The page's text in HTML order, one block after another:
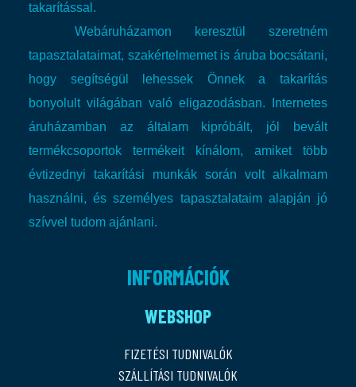
takarítással.
Webáruházamon keresztül szeretném
tapasztalataimat, szakértelmemet is áruba bocsátani,
hogy segítségül lehessek Önnek a takarítás
bonyolult világában való eligazodásban.
Internetes
áruházamban az általam kipróbált, jól bevált
termékcsoportok termékeit kínálom, amiket több
évtizednyi takarítási munkák során volt alkalmam
használni, és személyes tapasztalataim alapján jó
szívvel tudom ajánlani.
INFORMÁCIÓK
WEBSHOP
FIZETÉSI TUDNIVALÓK
SZÁLLÍTÁSI TUDNIVALÓK